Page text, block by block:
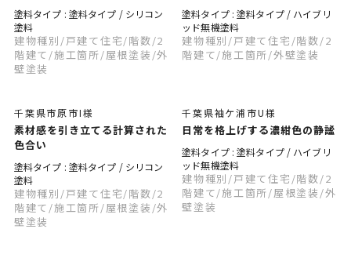
塗料タイプ : 塗料タイプ / シリコン
塗料
建物種別 /戸建て住宅/階数/2
階建て /施工箇所 /屋根塗装 /外
壁塗装
塗料タイプ : 塗料タイプ / ハイブリ
ッド無機塗料
建物種別 /戸建て住宅 /階数/2
階建て/施工箇所 /外壁塗装
千葉県市原市I様
素材感を引き立てる計算された
色合い
塗料タイプ : 塗料タイプ / シリコン
塗料
建物種別 /戸建て住宅/階数/2
階建て /施工箇所 /屋根塗装 /外
壁塗装
千葉県袖ケ浦市U様
日常を格上げする濃紺色の静謐
塗料タイプ : 塗料タイプ / ハイブリ
ッド無機塗料
建物種別 /戸建て住宅 /階数/2
階建て/施工箇所 /屋根塗装 /外
壁塗装